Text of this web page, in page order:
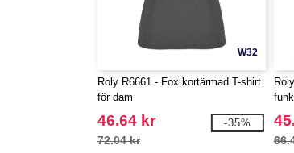
W32
Roly R6661 - Fox kortärmad T-shirt
för dam
46.64 kr
72.04 kr
-35%